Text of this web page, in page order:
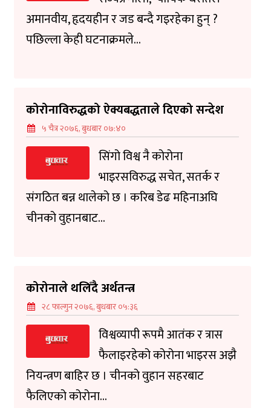
अमानवीय, हृदयहीन र जड बन्दै गइरहेका हुन् ?
पछिल्ला केही घटनाक्रमले...
कोरोनाविरुद्धको ऐक्यबद्धताले दिएको सन्देश
५ चैत्र २०७६, बुधबार ०७:४०
सिंगो विश्व नै कोरोना
भाइरसविरुद्ध सचेत, सतर्क र
संगठित बन्न थालेको छ । करिब डेढ महिनाअघि
चीनको वुहानबाट...
कोरोनाले थलिँदै अर्थतन्त्र
२८ फाल्गुन २०७६, बुधबार ०५:३६
विश्वव्यापी रूपमै आतंक र त्रास
फैलाइरहेको कोरोना भाइरस अझै
नियन्त्रण बाहिर छ । चीनको वुहान सहरबाट
फैलिएको कोरोना...